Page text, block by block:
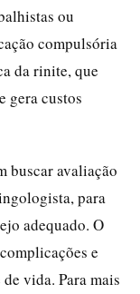
ou
compulsória
da rinite, que
gera custos
buscar avaliação
para
adequado. O
e
vida. Para mais